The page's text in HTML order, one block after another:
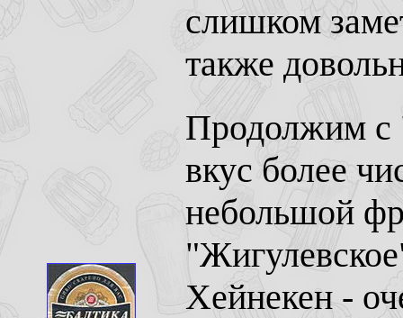
слишком
также
Продолжим с
вкус более
небольшой
Хейнекен -